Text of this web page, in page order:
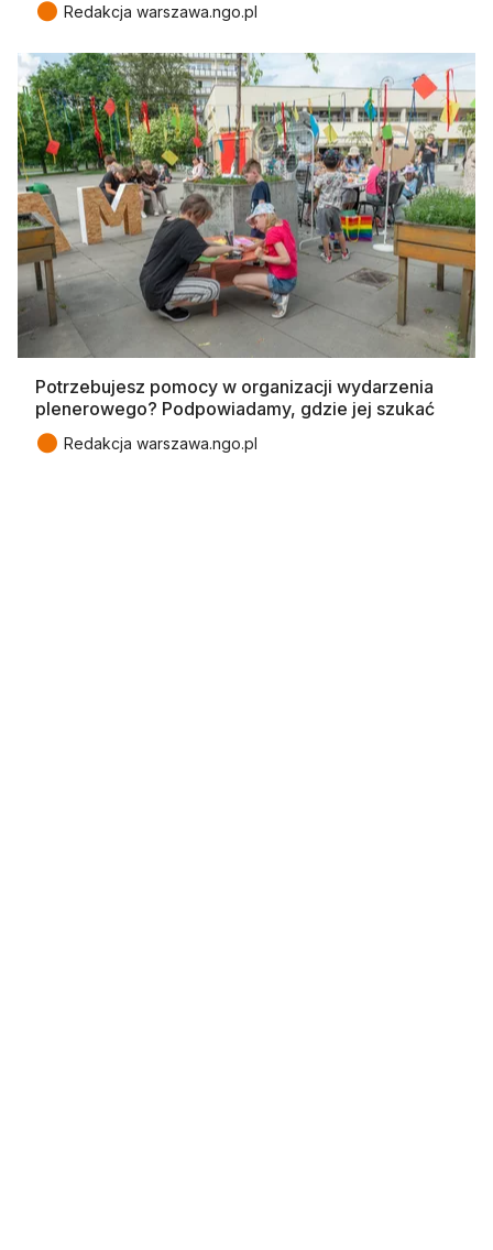
● Redakcja warszawa.ngo.pl
Potrzebujesz pomocy w organizacji wydarzenia
plenerowego? Podpowiadamy, gdzie jej szukać
● Redakcja warszawa.ngo.pl